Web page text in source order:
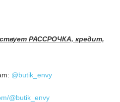
РАССРОЧКА, кредит,
@butik_envy
@butik_envy